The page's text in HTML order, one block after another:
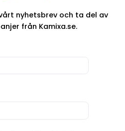
nyhetsbrev och ta del av
från Kamixa.se.
”Bricka Grodsim –